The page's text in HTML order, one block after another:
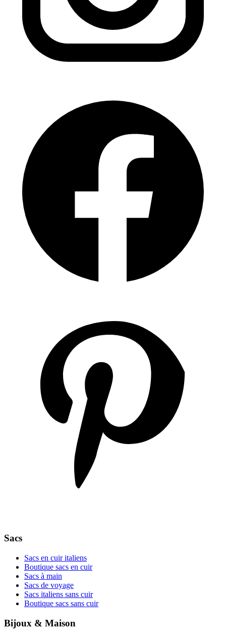
Sacs
Sacs en cuir italiens
Boutique sacs en cuir
Sacs à main
Sacs de voyage
Sacs italiens sans cuir
Boutique sacs sans cuir
Bijoux & Maison